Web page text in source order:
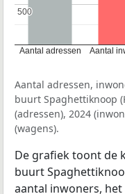
Aantal adressen Aantal
500
500
Aantal adressen,
buurt Spaghettiknoop
(adressen), 2024
(wagens).
De grafiek toont de
buurt
aantal inwoners,